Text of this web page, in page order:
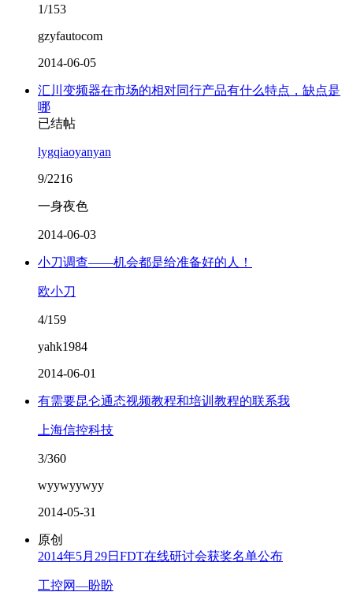
1/153
gzyfautocom
2014-06-05
汇川变频器在市场的相对同行产品有什么特点，缺点是
哪
已结帖
lygqiaoyanyan
9/2216
一身夜色
2014-06-03
小刀调查——机会都是给准备好的人！
欧小刀
4/159
yahk1984
2014-06-01
有需要昆仑通态视频教程和培训教程的联系我
上海信控科技
3/360
wyywyywyy
2014-05-31
原创
2014年5月29日FDT在线研讨会获奖名单公布
工控网—盼盼